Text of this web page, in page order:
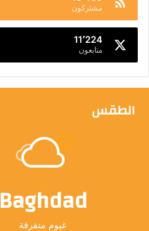
مشتركون
11٬224
متابعون
الطقس
Baghdad
غيوم متفرقة